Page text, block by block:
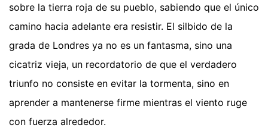
sobre la tierra roja de su pueblo, sabiendo que el único
camino hacia adelante era resistir. El silbido de la
grada de Londres ya no es un fantasma, sino una
cicatriz vieja, un recordatorio de que el verdadero
triunfo no consiste en evitar la tormenta, sino en
aprender a mantenerse firme mientras el viento ruge
con fuerza alrededor.